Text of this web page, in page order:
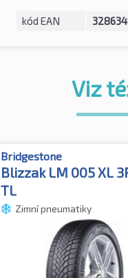
kód EAN
Viz
Bridgestone
Blizzak LM 005 XL
TL
Zimní pneumatiky